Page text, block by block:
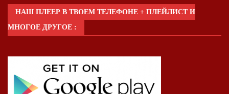
НАШ ПЛЕЕР В ТВОЕМ ТЕЛЕФОНЕ + ПЛЕЙЛИСТ И
МНОГОЕ ДРУГОЕ :